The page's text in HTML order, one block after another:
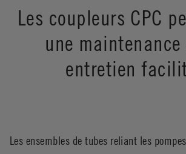
Les coupleurs CPC
une maintenance
entretien
Les ensembles de tubes reliant les